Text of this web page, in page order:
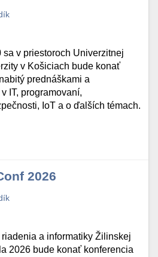
sa v priestoroch Univerzitnej
v Košiciach bude konať
prednáškami a
IT, programovaní,
IoT a o ďalších témach.
2026
a informatiky Žilinskej
2026 bude konať konferencia